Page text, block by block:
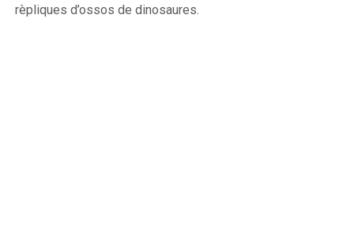
rèpliques d’ossos de dinosaures.